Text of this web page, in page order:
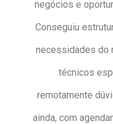
negócios e
Conseguiu
necessidades do
técnicos
remotamente
ainda, com